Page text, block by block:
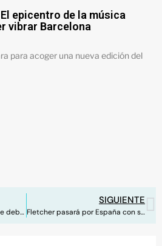
epicentro de la música
vibrar Barcelona
para acoger una nueva edición del
‘Rompeolas’, el primer single debut de Martin Urrutia
SIGUIENTE
Fletcher pasará por España con su tour internacional